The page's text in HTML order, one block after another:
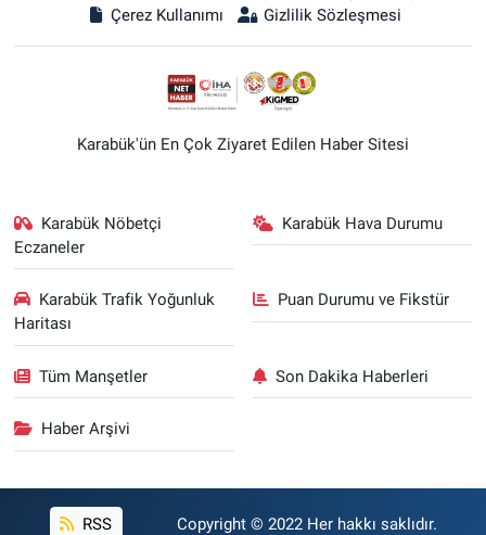
Çerez Kullanımı
Gizlilik Sözleşmesi
Karabük'ün En Çok Ziyaret Edilen Haber Sitesi
Karabük Nöbetçi
Eczaneler
Karabük Hava Durumu
Karabük Trafik Yoğunluk
Haritası
Puan Durumu ve Fikstür
Tüm Manşetler Son Dakika Haberleri
Haber Arşivi
RSS Copyright © 2022 Her hakkı saklıdır.